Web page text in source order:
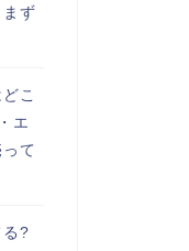
ず
こ
エ
て
る?